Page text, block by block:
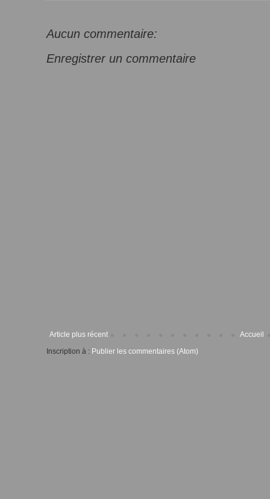
Aucun commentaire:
Enregistrer un commentaire
Article plus récent
Accueil
Inscription à : Publier les commentaires (Atom)